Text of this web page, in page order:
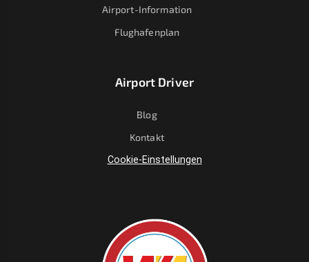
Airport-Information
Flughafenplan
Airport Driver
Blog
Kontakt
Cookie-Einstellungen